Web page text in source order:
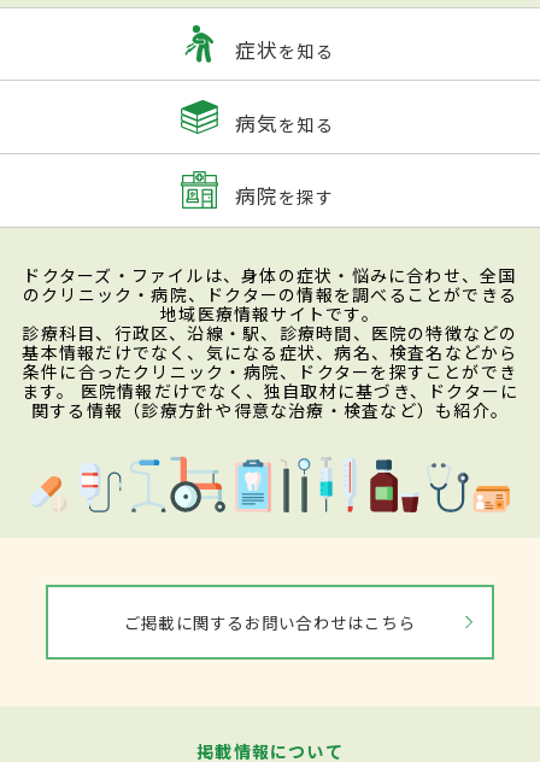
症状を知る
病気を知る
病院を探す
ドクターズ・ファイルは、身体の症状・悩みに合わせ、全国
のクリニック・病院、ドクターの情報を調べることができる
地域医療情報サイトです。
診療科目、行政区、沿線・駅、診療時間、医院の特徴などの
基本情報だけでなく、気になる症状、病名、検査名などから
条件に合ったクリニック・病院、ドクターを探すことができ
ます。 医院情報だけでなく、独自取材に基づき、ドクターに
関する情報（診療方針や得意な治療・検査など）も紹介。
ご掲載に関するお問い合わせはこちら
掲載情報について